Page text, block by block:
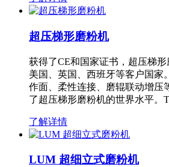
超压梯形磨粉机
获得了CE和国家证书，超压梯形
美国、英国、西班牙等客户国家
作面、柔性连接、磨辊联动增压
了超压梯形磨粉机的世界水平
了解详情
LUM 超细立式磨粉机